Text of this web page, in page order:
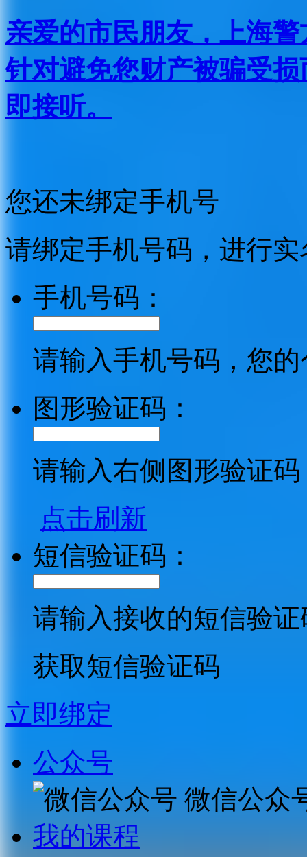
亲爱的市民朋友，上海
针对避免您财产被骗受
即接听。
您还未绑定手机号
请绑定手机号码，进行
手机号码：
请输入手机号码，您
图形验证码：
请输入右侧图形验证码
点击刷新
短信验证码：
请输入接收的短信验证
获取短信验证码
立即绑定
公众号
微信公众
我的课程